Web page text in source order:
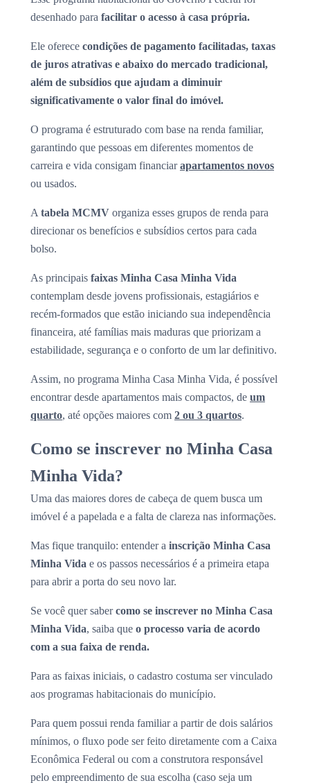
desenhado para facilitar o acesso à casa própria.
Ele oferece condições de pagamento facilitadas, taxas
de juros atrativas e abaixo do mercado tradicional,
além de subsídios que ajudam a diminuir
significativamente o valor final do imóvel.
O programa é estruturado com base na renda familiar,
garantindo que pessoas em diferentes momentos de
carreira e vida consigam financiarapartamentos novos
ou usados.
A tabela MCMV organiza esses grupos de renda para
direcionar os benefícios e subsídios certos para cada
bolso.
As principais faixas Minha Casa Minha Vida
contemplam desde jovens profissionais, estagiários e
recém-formados que estão iniciando sua independência
financeira, até famílias mais maduras que priorizam a
estabilidade, segurança e o conforto de um lar definitivo.
Assim, no programa Minha Casa Minha Vida, é possível
encontrar desde apartamentos mais compactos, de um
quarto, até opções maiores com 2 ou 3 quartos.
Como se inscrever no Minha Casa
Minha Vida?
Uma das maiores dores de cabeça de quem busca um
imóvel é a papelada e a falta de clareza nas informações.
Mas fique tranquilo: entender a inscrição Minha Casa
Minha Vida e os passos necessários é a primeira etapa
para abrir a porta do seu novo lar.
Se você quer sabercomo se inscrever no Minha Casa
Minha Vida, saiba que o processo varia de acordo
com a sua faixa de renda.
Para as faixas iniciais, o cadastro costuma ser vinculado
aos programas habitacionais do município.
Para quem possui renda familiar a partir de dois salários
mínimos, o fluxo pode ser feito diretamente com a Caixa
Econômica Federal ou com a construtora responsável
pelo empreendimento de sua escolha (caso seja um